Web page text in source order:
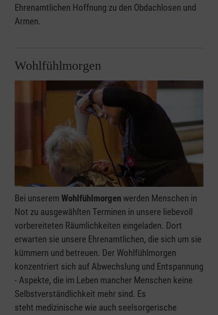
Ehrenamtlichen Hoffnung zu den Obdachlosen und
Armen.
Wohlfühlmorgen
Bei unserem Wohlfühlmorgenwerden Menschen in
Not zu ausgewählten Terminen in unsere liebevoll
vorbereiteten Räumlichkeiten eingeladen. Dort
erwarten sie unsere Ehrenamtlichen, die sich um sie
kümmern und betreuen. Der Wohlfühlmorgen
konzentriert sich auf Abwechslung und Entspannung
- Aspekte, die im Leben mancher Menschen keine
Selbstverständlichkeit mehr sind. Es
steht medizinische wie auch seelsorgerische